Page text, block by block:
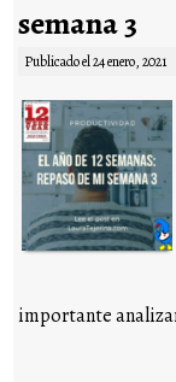
semana 3
Publicado el24 enero, 2021
importante